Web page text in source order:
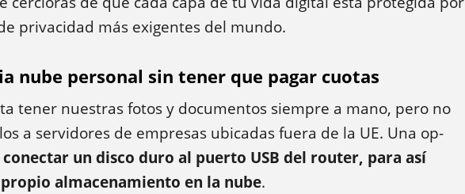
privacidad más exigentes del mundo.
nube personal sin tener que pagar cuotas
tener nues­tras fotos y documentos siempre a mano, pero no
a servidores de empresas ubicadas fuera de la UE. Una op­
conectar un dis­co duro al puerto USB del router, para así
almacenamiento en la nube.